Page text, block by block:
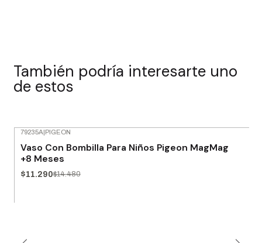
También podría interesarte uno
de estos
79235A|PIGEON
Vaso Con Bombilla Para Niños Pigeon MagMag
+8 Meses
$11.290$14.480